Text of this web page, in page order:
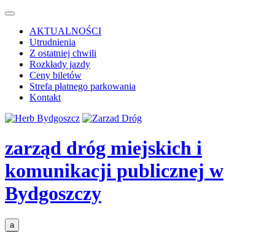
AKTUALNOŚCI
Utrudnienia
Z ostatniej chwili
Rozkłady jazdy
Ceny biletów
Strefa płatnego parkowania
Kontakt
zarząd dróg miejskich i
komunikacji publicznej w
Bydgoszczy
a